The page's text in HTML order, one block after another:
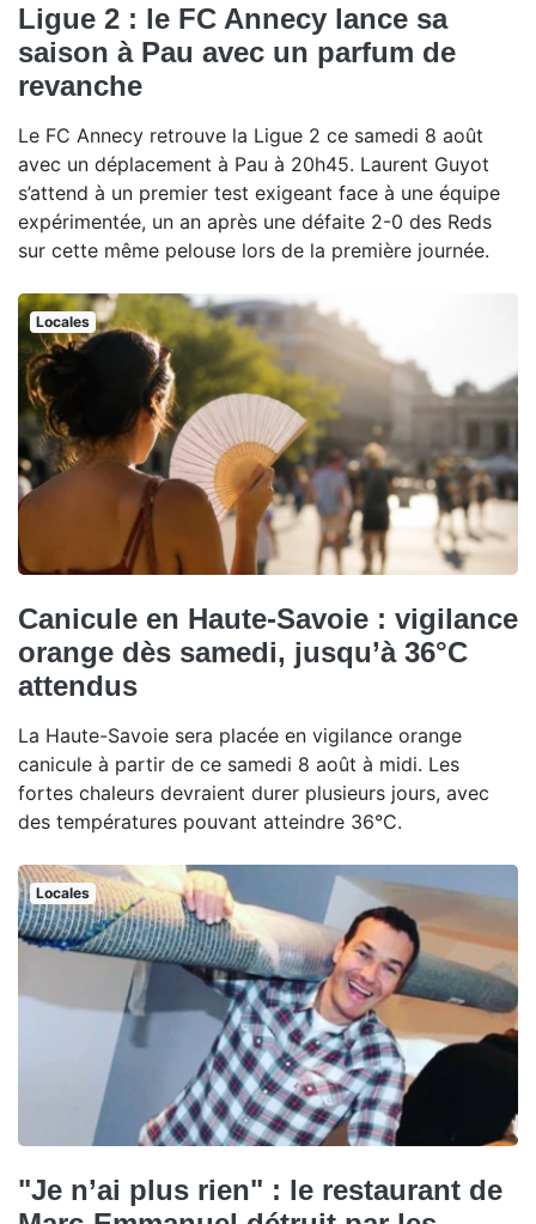
Ligue 2 : le FC Annecy lance sa
saison à Pau avec un parfum de
revanche
Le FC Annecy retrouve la Ligue 2 ce samedi 8 août
avec un déplacement à Pau à 20h45. Laurent Guyot
s’attend à un premier test exigeant face à une équipe
expérimentée, un an après une défaite 2-0 des Reds
sur cette même pelouse lors de la première journée.
Locales
Canicule en Haute-Savoie : vigilance
orange dès samedi, jusqu’à 36°C
attendus
La Haute-Savoie sera placée en vigilance orange
canicule à partir de ce samedi 8 août à midi. Les
fortes chaleurs devraient durer plusieurs jours, avec
des températures pouvant atteindre 36°C.
Locales
"Je n’ai plus rien" : le restaurant de